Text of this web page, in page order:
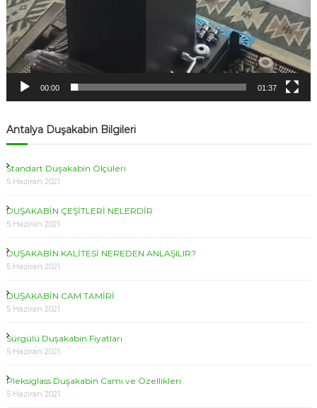
00:00 01:37
Antalya Duşakabin Bilgileri
Standart Duşakabin Ölçüleri
5 Haziran 2021
DUŞAKABİN ÇEŞİTLERİ NELERDİR
5 Haziran 2021
DUŞAKABİN KALİTESİ NEREDEN ANLAŞILIR?
5 Haziran 2021
DUŞAKABİN CAM TAMİRİ
5 Haziran 2021
Sürgülü Duşakabin Fiyatları
5 Haziran 2021
Pleksiglass Duşakabin Camı ve Özellikleri
5 Haziran 2021